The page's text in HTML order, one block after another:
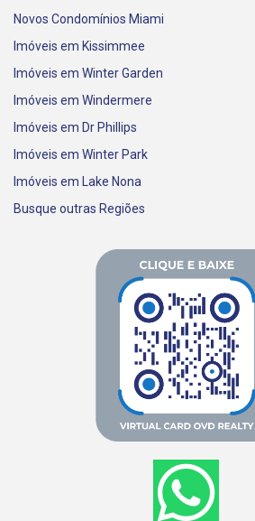
Novos Condomínios Miami
Imóveis em Kissimmee
Imóveis em Winter Garden
Imóveis em Windermere
Imóveis em Dr Phillips
Imóveis em Winter Park
Imóveis em Lake Nona
Busque outras Regiões
W